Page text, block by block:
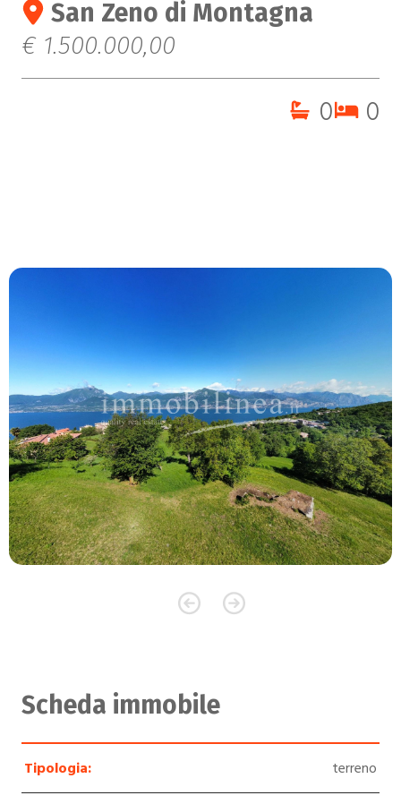
San Zeno di Montagna
€ 1.500.000,00
0 0
Scheda immobile
Tipologia: terreno